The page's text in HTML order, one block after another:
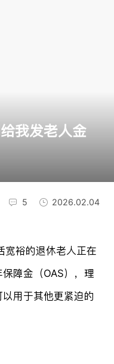
我发老人金
5 2026.02.04
裕的退休老人正在
障金（OAS），理
用于其他更紧迫的